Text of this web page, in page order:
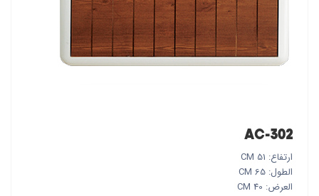
AC-302
ارتفاع: 51 CM
الطول: 65 CM
العرض: 40 CM